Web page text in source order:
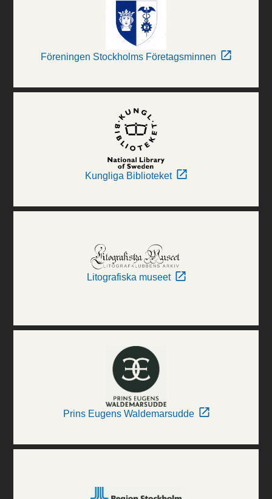
Föreningen Stockholms Företagsminnen
Kungliga Biblioteket
Litografiska museet
Prins Eugens Waldemarsudde